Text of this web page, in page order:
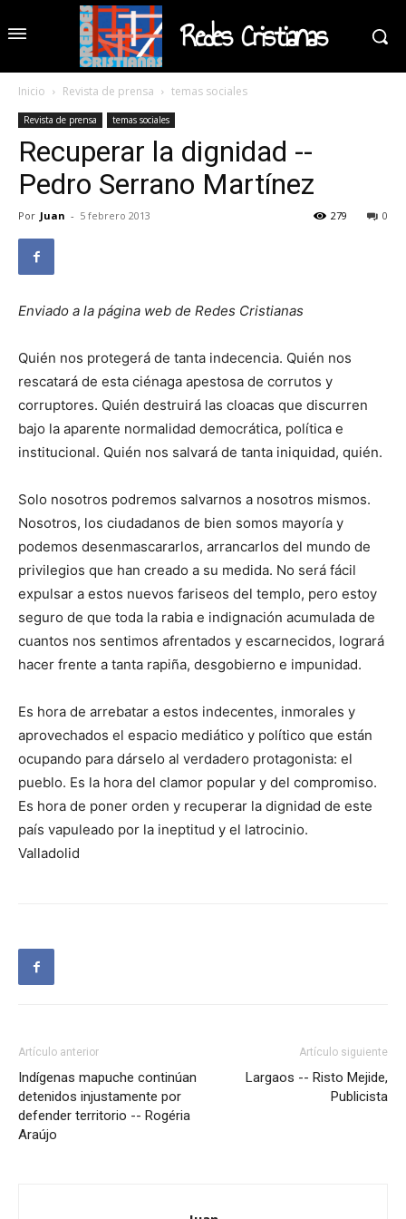
Redes Cristianas
Inicio Revista de prensa temas sociales
Revista de prensa temas sociales
Recuperar la dignidad --
Pedro Serrano Martínez
Por Juan - 5 febrero 2013 0
279
Enviado a la página web de Redes Cristianas
Quién nos protegerá de tanta indecencia. Quién nos
rescatará de esta ciénaga apestosa de corrutos y
corruptores. Quién destruirá las cloacas que discurren
bajo la aparente normalidad democrática, política e
institucional. Quién nos salvará de tanta iniquidad, quién.
Solo nosotros podremos salvarnos a nosotros mismos.
Nosotros, los ciudadanos de bien somos mayoría y
podemos desenmascararlos, arrancarlos del mundo de
privilegios que han creado a su medida. No será fácil
expulsar a estos nuevos fariseos del templo, pero estoy
seguro de que toda la rabia e indignación acumulada de
cuantos nos sentimos afrentados y escarnecidos, logrará
hacer frente a tanta rapiña, desgobierno e impunidad.
Es hora de arrebatar a estos indecentes, inmorales y
aprovechados el espacio mediático y político que están
ocupando para dárselo al verdadero protagonista: el
pueblo. Es la hora del clamor popular y del compromiso.
Es hora de poner orden y recuperar la dignidad de este
país vapuleado por la ineptitud y el latrocinio.
Valladolid
Artículo anterior
Indígenas mapuche continúan
detenidos injustamente por
defender territorio -- Rogéria
Araújo
Artículo siguiente
Largaos -- Risto Mejide,
Publicista